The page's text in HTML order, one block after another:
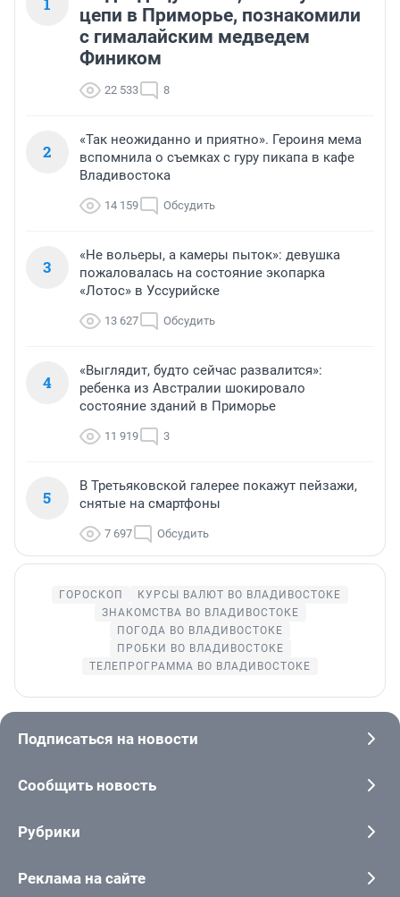
цепи в Приморье, познакомили
с гималайским медведем
Фиником
22 533 8
2
«Так неожиданно и приятно». Героиня мема
вспомнила о съемках с гуру пикапа в кафе
Владивостока
14 159 Обсудить
3
«Не вольеры, а камеры пыток»: девушка
пожаловалась на состояние экопарка
«Лотос» в Уссурийске
13 627 Обсудить
4
«Выглядит, будто сейчас развалится»:
ребенка из Австралии шокировало
состояние зданий в Приморье
11 919 3
5
В Третьяковской галерее покажут пейзажи,
снятые на смартфоны
7 697 Обсудить
ГОРОСКОП
КУРСЫ ВАЛЮТ ВО ВЛАДИВОСТОКЕ
ЗНАКОМСТВА ВО ВЛАДИВОСТОКЕ
ПОГОДА ВО ВЛАДИВОСТОКЕ
ПРОБКИ ВО ВЛАДИВОСТОКЕ
ТЕЛЕПРОГРАММА ВО ВЛАДИВОСТОКЕ
Подписаться на новости
Сообщить новость
Рубрики
Реклама на сайте